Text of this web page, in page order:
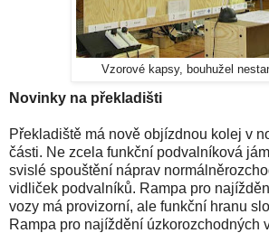
Vzorové kapsy, bouhužel
Novinky na překladišti
Překladiště má nově objízdnou kolej v
části. Ne zcela funkční podvalníková
svislé spouštění náprav
vidliček podvalníků. Rampa pro
vozy má provizorní, ale funkční hranu
Rampa pro najíždění úzkorozchodných